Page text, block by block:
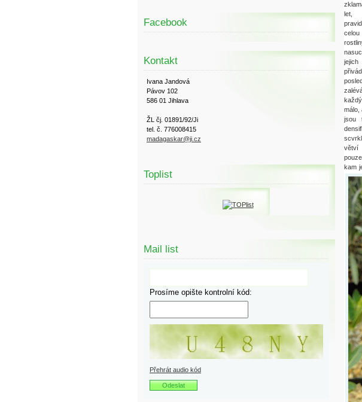
let,
jejich
málo,
jsou
kam
Facebook
Kontakt
Ivana Jandová
Pávov 102
586 01 Jihlava
ŽL čj. 01891/92/Ji
tel. č. 776008415
madagaskar@ji.cz
Toplist
Mail list
Prosíme opište kontrolní kód:
Přehrát audio kód